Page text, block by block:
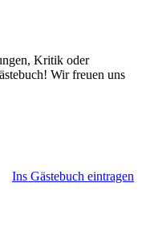
Kritik oder
Wir freuen uns
Ins Gästebuch eintragen